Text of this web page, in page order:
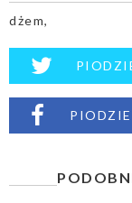
dżem,